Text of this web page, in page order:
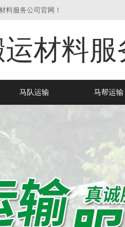
料服务公司官网！
材料服
马队运输 马帮运输